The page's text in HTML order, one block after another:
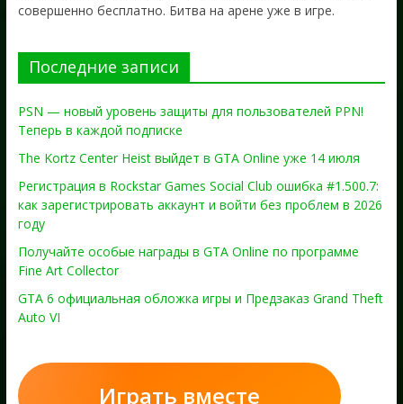
совершенно бесплатно. Битва на арене уже в игре.
Последние записи
PSN — новый уровень защиты для пользователей PPN!
Теперь в каждой подписке
The Kortz Center Heist выйдет в GTA Online уже 14 июля
Регистрация в Rockstar Games Social Club ошибка #1.500.7:
как зарегистрировать аккаунт и войти без проблем в 2026
году
Получайте особые награды в GTA Online по программе
Fine Art Collector
GTA 6 официальная обложка игры и Предзаказ Grand Theft
Auto VI
Играть вместе